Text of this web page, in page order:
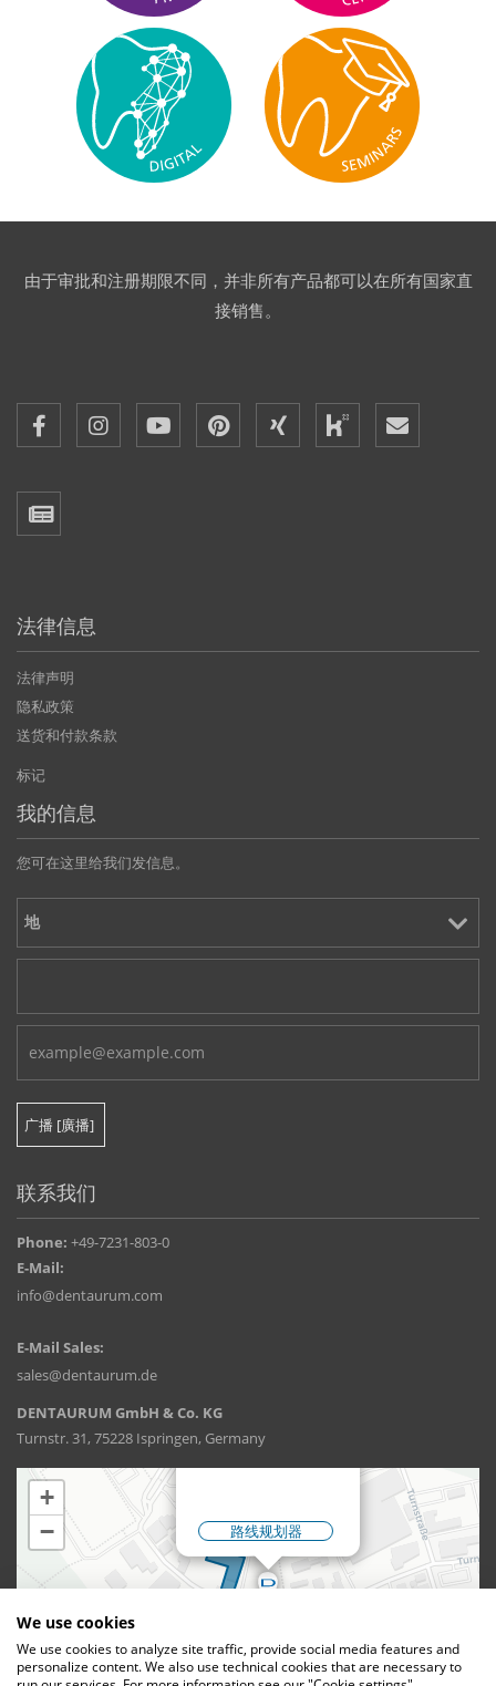
由于审批和注册期限不同，并非所有产品都可以在所有国家直
接销售。
法律信息
法律声明
隐私政策
送货和付款条款
标记
我的信息
您可在这里给我们发信息。
联系我们
Phone: +49-7231-803-0
E-Mail:
info@dentaurum.com
E-Mail Sales:
sales@dentaurum.de
DENTAURUM GmbH & Co. KG
Turnstr. 31, 75228 Ispringen, Germany
We use cookies
We use cookies to analyze site traffic, provide social media features and
personalize content. We also use technical cookies that are necessary to